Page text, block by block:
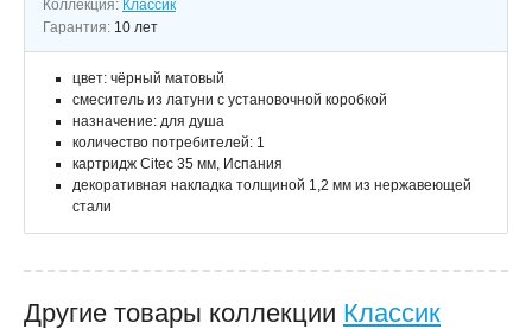
Коллекция: Классик
Гарантия: 10 лет
цвет: чёрный матовый
смеситель из латуни с установочной коробкой
назначение: для душа
количество потребителей: 1
картридж Citec 35 мм, Испания
декоративная накладка толщиной 1,2 мм из нержавеющей
стали
Другие товары коллекции Классик